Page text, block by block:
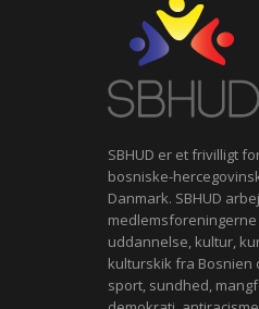
SBHUD er et frivilligt
bosniske-
Danmark. SBHUD
uddannelse, kultur,
kulturskik fra Bosnien
sport, sundhed,